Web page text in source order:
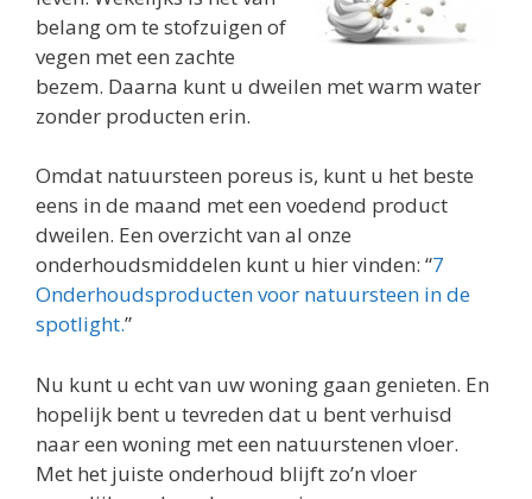
belang om te stofzuigen of
vegen met een zachte
bezem. Daarna kunt u dweilen met warm water
zonder producten erin.
Omdat natuursteen poreus is, kunt u het beste
eens in de maand met een voedend product
dweilen. Een overzicht van al onze
onderhoudsmiddelen kunt u hier vinden: “7
Onderhoudsproducten voor natuursteen in de
spotlight.”
Nu kunt u echt van uw woning gaan genieten. En
hopelijk bent u tevreden dat u bent verhuisd
naar een woning met een natuurstenen vloer.
Met het juiste onderhoud blijft zo’n vloer